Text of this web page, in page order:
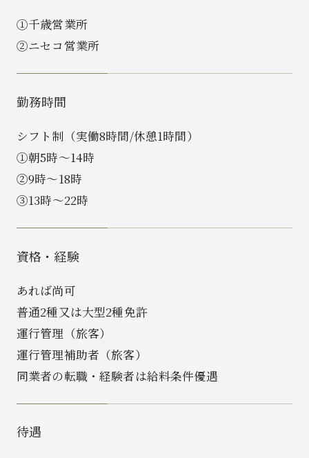
①千歳営業所
②ニセコ営業所
勤務時間
シフト制（実働8時間/休憩1時間）
①朝5時～14時
②9時～18時
③13時～22時
資格・経験
あれば尚可
普通2種又は大型2種免許
運行管理（旅客）
運行管理補助者（旅客）
同業者の転職・経験者は給料条件優遇
待遇